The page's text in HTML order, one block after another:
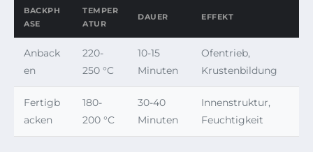
BACKPH
ASE
TEMPER
ATUR
DAUER EFFEKT
Anback
en
220-
250 °C
10-15
Minuten
Ofentrieb,
Krustenbildung
Fertigb
acken
180-
200 °C
30-40
Minuten
Innenstruktur,
Feuchtigkeit